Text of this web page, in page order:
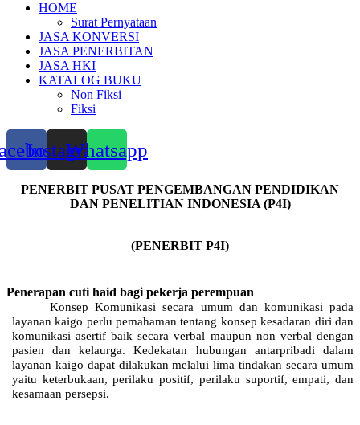
HOME
Surat Pernyataan
JASA KONVERSI
JASA PENERBITAN
JASA HKI
KATALOG BUKU
Non Fiksi
Fiksi
InstagramWhatsapp
PENERBIT PUSAT PENGEMBANGAN PENDIDIKAN
DAN PENELITIAN INDONESIA (P4I)
(PENERBIT P4I)
Penerapan cuti haid bagi pekerja perempuan
Konsep Komunikasi secara umum dan komunikasi pada
layanan kaigo perlu pemahaman tentang konsep kesadaran diri dan
komunikasi asertif baik secara verbal maupun non verbal dengan
pasien dan kelaurga. Kedekatan hubungan antarpribadi dalam
layanan kaigo dapat dilakukan melalui lima tindakan secara umum
yaitu keterbukaan, perilaku positif, perilaku suportif, empati, dan
kesamaan persepsi.